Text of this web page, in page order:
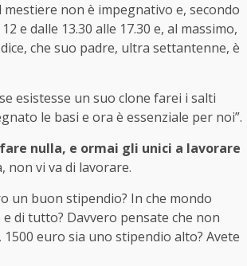
non è impegnativo e, secondo
e dalle 13.30 alle 17.30 e, al massimo,
che suo padre, ultra settantenne, è
esistesse un suo clone farei i salti
le basi e ora è essenziale per noi”.
nulla, e ormai gli unici a lavorare
non vi va di lavorare.
un buon stipendio? In che mondo
di tutto? Davvero pensate che non
euro sia uno stipendio alto? Avete